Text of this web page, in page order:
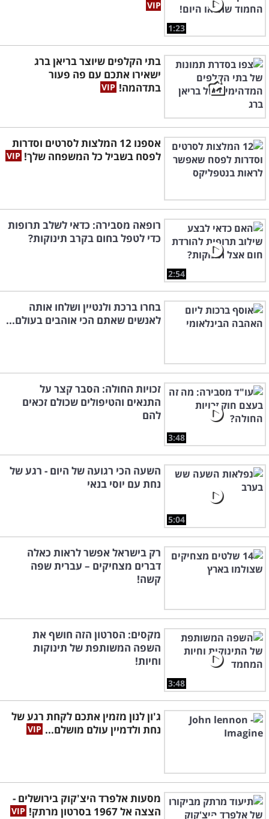
1:23
בתי הקלפים שיוצר בריאן ברג
ישאירו אתכם עם פה פעור
בתדהמה!
אספנו 12 המלצות לסרטים וסדרות
לפסח בשביל כל המשפחה שלך!
2:54
רופאה מסבירה: כדאי לשלב תרופות
כדי לטפל בחום בקרב תינוקות?
בחרו ברכת ולנטיין ושלחו אותה
לאנשים שאתם הכי אוהבים בעולם...
3:48
זכויות החולה: הסבר קצר על
התנאים והטיפולים שכולם זכאים
להם
5:04
השעה הכי רגועה של היום - רגע של
נחת עם יוסי בנאי
רק בישראל אפשר לראות כאלה
דברים מצחיקים – עברית שפה
קשה!
3:48
מקסים: הסרטון הזה חושף את
השפה המשותפת של תינוקות
וחיות!
ג'ון לנון מזמין אתכם לקחת רגע של
נחת ולדמיין עולם מושלם...
מסעות אלפרד היצ'קוק בירושלים -
הצצה אל 1967 בסרטון מרתק!